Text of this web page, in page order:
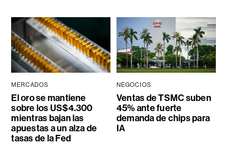
MERCADOS
El oro se mantiene
sobre los US$4.300
mientras bajan las
apuestas a un alza de
tasas de la Fed
NEGOCIOS
Ventas de TSMC suben
45% ante fuerte
demanda de chips para
IA